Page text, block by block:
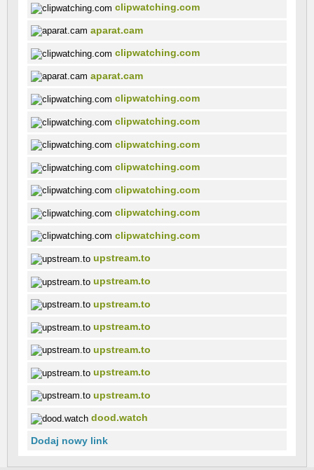
clipwatching.com
aparat.cam
clipwatching.com
aparat.cam
clipwatching.com
clipwatching.com
clipwatching.com
clipwatching.com
clipwatching.com
clipwatching.com
clipwatching.com
upstream.to
upstream.to
upstream.to
upstream.to
upstream.to
upstream.to
upstream.to
dood.watch
Dodaj nowy link